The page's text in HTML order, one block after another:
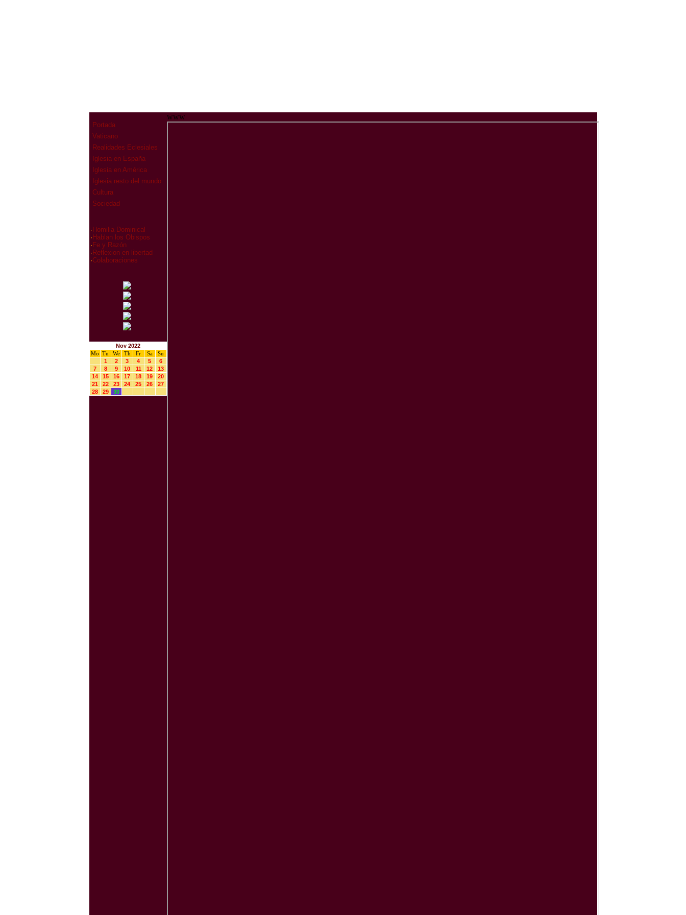
Portada
Vaticano
Realidades Eclesiales
Iglesia en España
Iglesia en América
Iglesia resto del mundo
Cultura
Sociedad
· Homilia Dominical
· Hablan los Obispos
· Fe y Razón
· Reflexion en libertad
·Colaboraciones
Nov 2022
Mo Tu We Th Fr Sa
Su
1
2 3 4 5
6
7
8 9 10 11 12
13
14
15 16 17 18 19
20
21
22 23 24 25 26
27
28
29 30
www